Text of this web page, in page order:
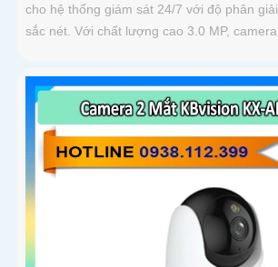
cho hệ thống giám sát 24/7 với độ phân
sắc nét. Với chất lượng cao 3.0 MP, camera